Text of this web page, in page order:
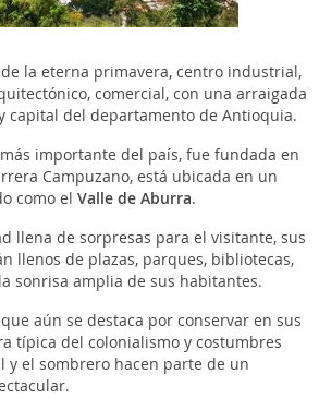
la eterna primavera, centro industrial,
comercial, con una arraigada
capital del departamento de Antioquia.
importante del país, fue fundada en
Campuzano, está ubicada en un
como el Valle de Aburra.
llena de sorpresas para el visitante, sus
llenos de plazas, parques, bibliotecas,
sonrisa amplia de sus habitantes.
aún se destaca por conservar en sus
típica del colonialismo y costumbres
y el sombrero hacen parte de un